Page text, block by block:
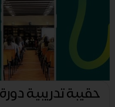
حقيبة تدريبية